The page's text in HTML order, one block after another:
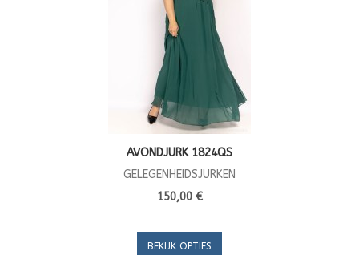
AVONDJURK 1824QS
GELEGENHEIDSJURKEN
150,00 €
BEKIJK OPTIES